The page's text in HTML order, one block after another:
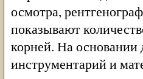
осмотра,
показывают
корней. На основании
инструментарий и